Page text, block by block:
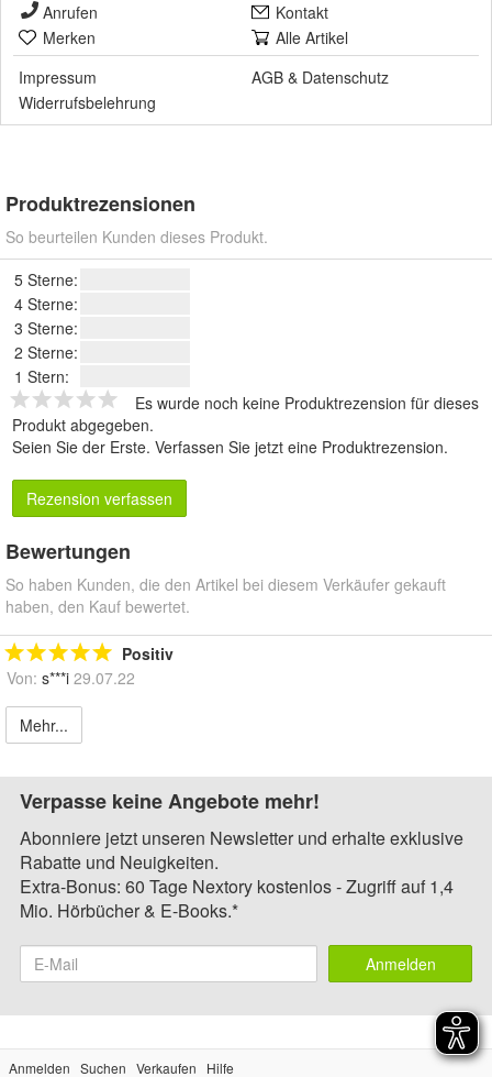
Anrufen
Kontakt
Merken
Alle Artikel
Impressum
AGB & Datenschutz
Widerrufsbelehrung
Produktrezensionen
So beurteilen Kunden dieses Produkt.
5 Sterne:
4 Sterne:
3 Sterne:
2 Sterne:
1 Stern:
Es wurde noch keine Produktrezension für dieses
Produkt abgegeben.
Seien Sie der Erste. Verfassen Sie jetzt eine Produktrezension.
Rezension verfassen
Bewertungen
So haben Kunden, die den Artikel bei diesem Verkäufer gekauft
haben, den Kauf bewertet.
Positiv
Von: s***i 29.07.22
Mehr...
Verpasse keine Angebote mehr!
Abonniere jetzt unseren Newsletter und erhalte exklusive
Rabatte und Neuigkeiten.
Extra-Bonus: 60 Tage Nextory kostenlos - Zugriff auf 1,4
Mio. Hörbücher & E-Books.*
Anmelden
Anmelden Suchen Verkaufen Hilfe